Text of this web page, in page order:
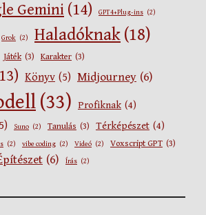
Gemini (14) GPT4+Plug-ins (2)
Grok (2) Haladóknak (18)
Játék (3) Karakter (3)
Könyv (5) Midjourney (6)
(33) Profiknak (4)
Suno (2) Tanulás (3) Térképészet (4)
(2) vibe coding (2) Videó (2) Voxscript GPT (3)
(6) Írás (2)